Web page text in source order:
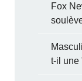
Fox
t-il une